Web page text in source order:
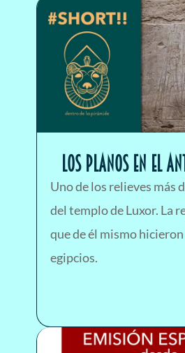
LOS PLANOS EN EL
Uno de los relieves más
del templo de Luxor. La
que de él mismo
egipcios.